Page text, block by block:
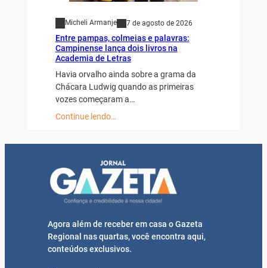
Micheli Armanje 7 de agosto de 2026
Entre pampas, colmeias e palavras:
Campinense lança dois livros na
Academia de Letras
Havia orvalho ainda sobre a grama da
Chácara Ludwig quando as primeiras
vozes começaram a…
Continue lendo…
Agora além de receber em casa o Gazeta
Regional nas quartas, você encontra aqui,
conteúdos exclusivos.